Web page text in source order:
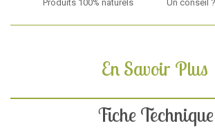
Produits 100% naturels Un conseil
En Savoir Plus
Fiche Technique